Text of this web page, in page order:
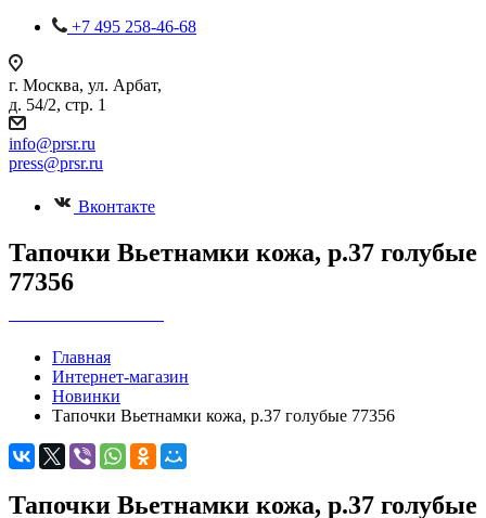
+7 495 258-46-68
г. Москва, ул. Арбат,
д. 54/2, стр. 1
info@prsr.ru
press@prsr.ru
Вконтакте
Тапочки Вьетнамки кожа, р.37 голубые
77356
Главная
Интернет-магазин
Новинки
Тапочки Вьетнамки кожа, р.37 голубые 77356
Тапочки Вьетнамки кожа, р.37 голубые